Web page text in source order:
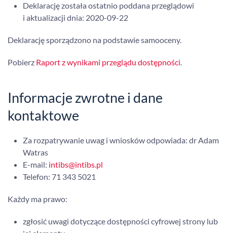
Deklarację została ostatnio poddana przeglądowi
i aktualizacji dnia: 2020-09-22
Deklarację sporządzono na podstawie samooceny.
Pobierz Raport z wynikami przeglądu dostępności.
Informacje zwrotne i dane
kontaktowe
Za rozpatrywanie uwag i wniosków odpowiada: dr Adam
Watras
E-mail: intibs@intibs.pl
Telefon: 71 343 5021
Każdy ma prawo:
zgłosić uwagi dotyczące dostępności cyfrowej strony lub